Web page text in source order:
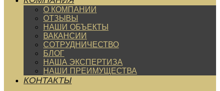
О КОМПАНИИ
ОТЗЫВЫ
НАШИ ОБЪЕКТЫ
ВАКАНСИИ
СОТРУДНИЧЕСТВО
БЛОГ
НАША ЭКСПЕРТИЗА
НАШИ ПРЕИМУЩЕСТВА
КОНТАКТЫ